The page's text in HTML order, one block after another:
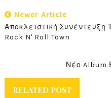
Newer Article
Αποκλειστική Συνέντευξη
Rock N' Roll Town
Νέο Album
RELATED POST